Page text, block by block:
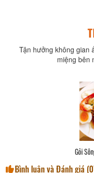
Tận hưởng không gian
miệng bên
Gỏi
Bình luận và Đánh giá (0